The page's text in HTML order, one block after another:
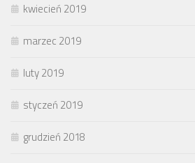
kwiecień 2019
marzec 2019
luty 2019
styczeń 2019
grudzień 2018